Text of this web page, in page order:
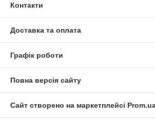
Контакти
Доставка та оплата
Графік роботи
Повна версія сайту
Сайт створено на маркетплейсі